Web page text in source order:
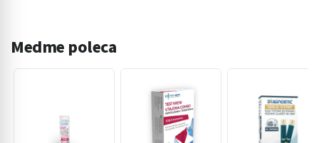
Medme poleca